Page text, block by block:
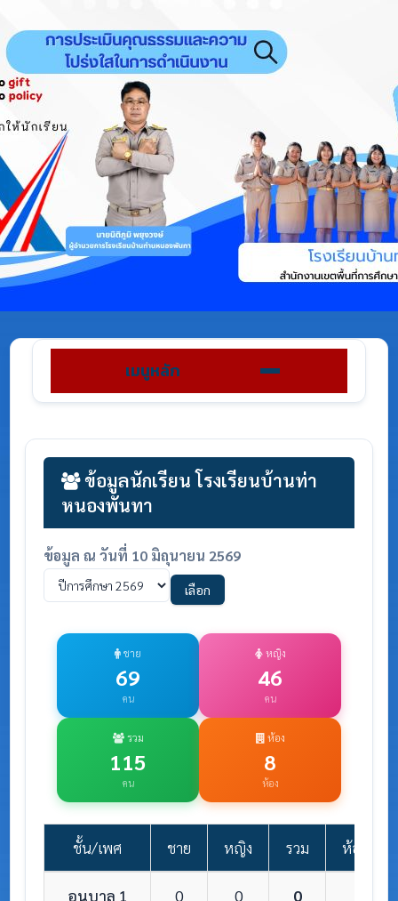
เมนูหลัก
ข้อมูลนักเรียน โรงเรียนบ้านท่า
หนองพันทา
ข้อมูล ณ วันที่ 10 มิถุนายน 2569
เลือก
ชาย
69
คน
หญิง
46
คน
รวม
115
คน
ห้อง
8
ห้อง
ชั้น/เพศ ชาย หญิง รวม ห้องเรียน
อนุบาล 1 0 0 0